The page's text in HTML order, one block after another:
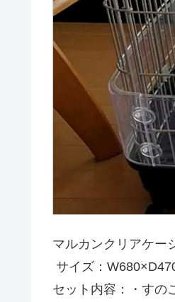
マルカンクリアケー
サイズ：
セット内容：・すの